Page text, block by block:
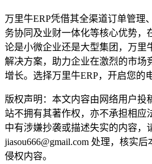
万里牛ERP凭借其全渠道订单管理
务协同及业财一体化等核心优势，
论是小微企业还是大型集团，万里
解决方案，助力企业在激烈的市场
增长。选择万里牛ERP，开启您的
版权声明：本文内容由网络用户投
站不拥有其著作权，亦不承担相应
中有涉嫌抄袭或描述失实的内容，
jiasou666@gmail.com 处理，核实
侵权内容。